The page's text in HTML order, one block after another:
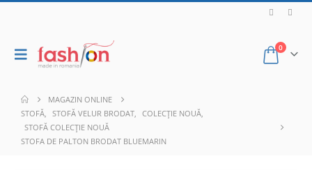
0
MAGAZIN ONLINE
STOFĂ, STOFĂ VELUR BRODAT, COLECȚIE NOUĂ,
STOFĂ COLECȚIE NOUĂ
STOFA DE PALTON BRODAT BLUEMARIN